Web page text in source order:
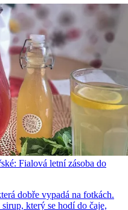
Fialová letní zásoba do
dobře vypadá na fotkách.
který se hodí do čaje,